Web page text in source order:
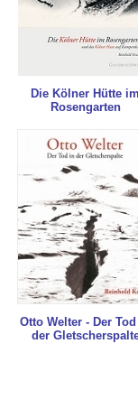
Die Kölner Hütte im
Rosengarten
Otto Welter - Der
der